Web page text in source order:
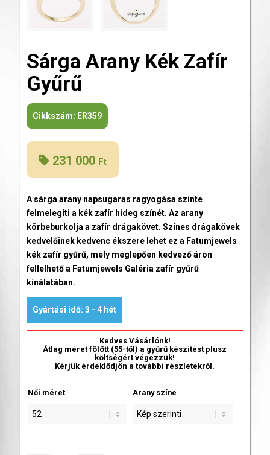
Sárga Arany Kék Zafír
Gyűrű
Cikkszám: ER359
231 000 Ft
A sárga arany napsugaras ragyogása szinte
felmelegíti a kék zafír hideg színét. Az arany
körbeburkolja a zafír drágakövet. Színes drágakövek
kedvelőinek kedvenc ékszere lehet ez a Fatumjewels
kék zafír gyűrű, mely meglepően kedvező áron
fellelhető a Fatumjewels Galéria zafír gyűrű
kínálatában.
Gyártási idő: 3 - 4 hét
Kedves Vásárlónk!
Átlag méret fölött (55-től) a gyűrű készítést plusz
költségért végezzük!
Kérjük érdeklődjön a további részletekről.
Női méret Arany színe